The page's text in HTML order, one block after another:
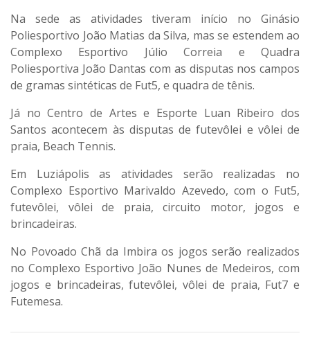
Na sede as atividades tiveram início no Ginásio
Poliesportivo João Matias da Silva, mas se estendem ao
Complexo Esportivo Júlio Correia e Quadra
Poliesportiva João Dantas com as disputas nos campos
de gramas sintéticas de Fut5, e quadra de tênis.
Já no Centro de Artes e Esporte Luan Ribeiro dos
Santos acontecem às disputas de futevôlei e vôlei de
praia, Beach Tennis.
Em Luziápolis as atividades serão realizadas no
Complexo Esportivo Marivaldo Azevedo, com o Fut5,
futevôlei, vôlei de praia, circuito motor, jogos e
brincadeiras.
No Povoado Chã da Imbira os jogos serão realizados
no Complexo Esportivo João Nunes de Medeiros, com
jogos e brincadeiras, futevôlei, vôlei de praia, Fut7 e
Futemesa.